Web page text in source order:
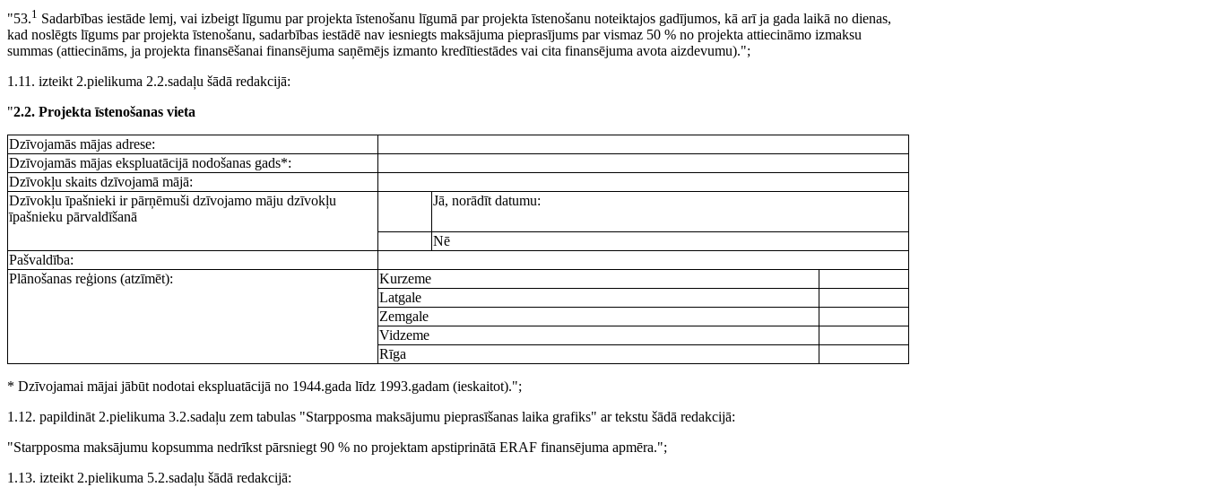
"53.1 Sadarbības iestāde lemj, vai izbeigt līgumu par projekta īstenošanu līgumā par projekta īstenošanu noteiktajos gadījumos, kā arī ja gada laikā no dienas,
kad noslēgts līgums par projekta īstenošanu, sadarbības iestādē nav iesniegts maksājuma pieprasījums par vismaz 50 % no projekta attiecināmo izmaksu
summas (attiecināms, ja projekta finansēšanai finansējuma saņēmējs izmanto kredītiestādes vai cita finansējuma avota aizdevumu).";
1.11. izteikt 2.pielikuma 2.2.sadaļu šādā redakcijā:
"2.2. Projekta īstenošanas vieta
Dzīvojamās mājas adrese:
Dzīvojamās mājas ekspluatācijā nodošanas gads*:
Dzīvokļu skaits dzīvojamā mājā:
Dzīvokļu īpašnieki ir pārņēmuši dzīvojamo māju dzīvokļu
īpašnieku pārvaldīšanā
Jā, norādīt datumu:
Nē
Pašvaldība:
Plānošanas reģions (atzīmēt):
Kurzeme
Latgale
Zemgale
Vidzeme
Rīga
* Dzīvojamai mājai jābūt nodotai ekspluatācijā no 1944.gada līdz 1993.gadam (ieskaitot).";
1.12. papildināt 2.pielikuma 3.2.sadaļu zem tabulas "Starpposma maksājumu pieprasīšanas laika grafiks" ar tekstu šādā redakcijā:
"Starpposma maksājumu kopsumma nedrīkst pārsniegt 90 % no projektam apstiprinātā ERAF finansējuma apmēra.";
1.13. izteikt 2.pielikuma 5.2.sadaļu šādā redakcijā: